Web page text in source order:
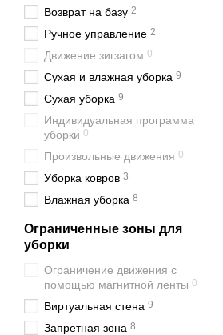
Возврат на базу 2
Ручное управление 2
Движение зигзагом 0
Сухая и влажная уборка 9
Сухая уборка 9
Индивидуальная программа
уборки 0
Произвольные движения 0
Уборка ковров 3
Влажная уборка 8
Ограниченные зоны для
уборки
Ограничение движения с
помощью магнитной ленты 0
Виртуальная стена 9
Запретная зона 8